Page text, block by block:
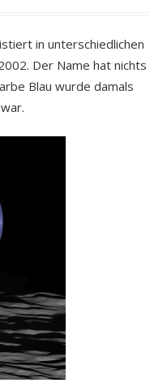
in unterschiedlichen
Der Name hat nichts
Blau wurde damals